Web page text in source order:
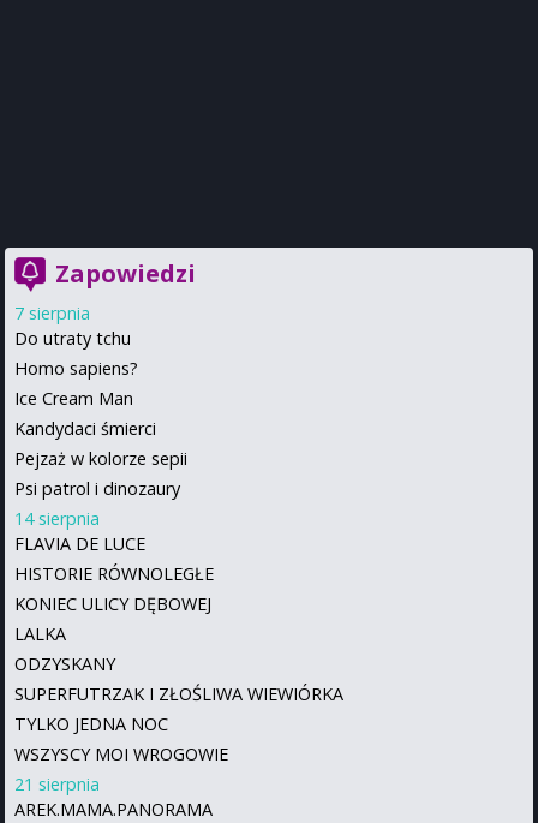
Zapowiedzi
7 sierpnia
Do utraty tchu
Homo sapiens?
Ice Cream Man
Kandydaci śmierci
Pejzaż w kolorze sepii
Psi patrol i dinozaury
14 sierpnia
FLAVIA DE LUCE
HISTORIE RÓWNOLEGŁE
KONIEC ULICY DĘBOWEJ
LALKA
ODZYSKANY
SUPERFUTRZAK I ZŁOŚLIWA WIEWIÓRKA
TYLKO JEDNA NOC
WSZYSCY MOI WROGOWIE
21 sierpnia
AREK.MAMA.PANORAMA